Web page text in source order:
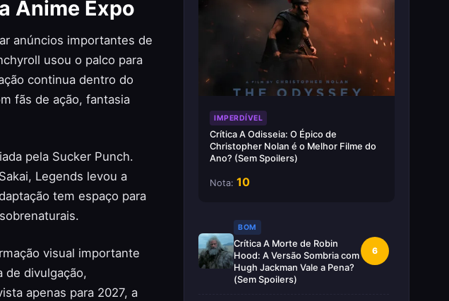
Anime Expo
anúncios importantes de
usou o palco para
continua dentro do
fãs de ação, fantasia
pela Sucker Punch.
Legends levou a
tem espaço para
visual importante
de divulgação,
apenas para 2027, a
IMPERDÍVEL
Crítica A Odisseia: O Épico de
Christopher Nolan é o Melhor Filme do
Ano? (Sem Spoilers)
Nota: 10
BOM
Crítica A Morte de Robin
Hood: A Versão Sombria com
Hugh Jackman Vale a Pena?
(Sem Spoilers)
6